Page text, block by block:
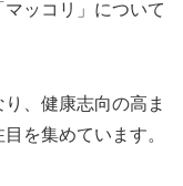
ッコリ」について
、健康志向の高ま
を集めています。